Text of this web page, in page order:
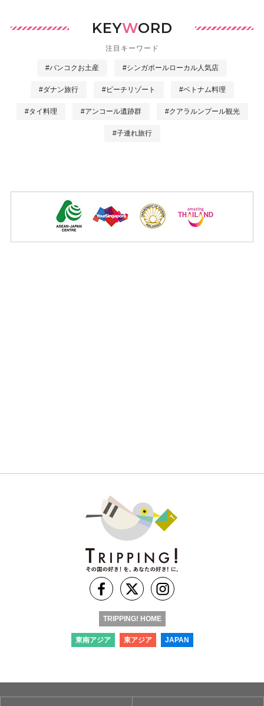
KEYWORD
注目キーワード
#バンコクお土産 #シンガポールローカル人気店
#ダナン旅行 #ビーチリゾート #ベトナム料理
#タイ料理 #アンコール遺跡群 #クアラルンプール観光
#子連れ旅行
TRIPPING! HOME
東南アジア 東アジア JAPAN